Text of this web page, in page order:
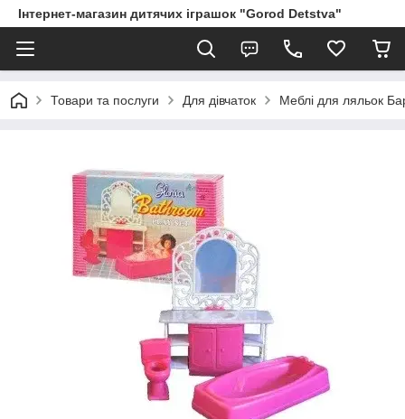
Інтернет-магазин дитячих іграшок "Gorod Detstva"
Товари та послуги Для дівчаток Меблі для ляльок